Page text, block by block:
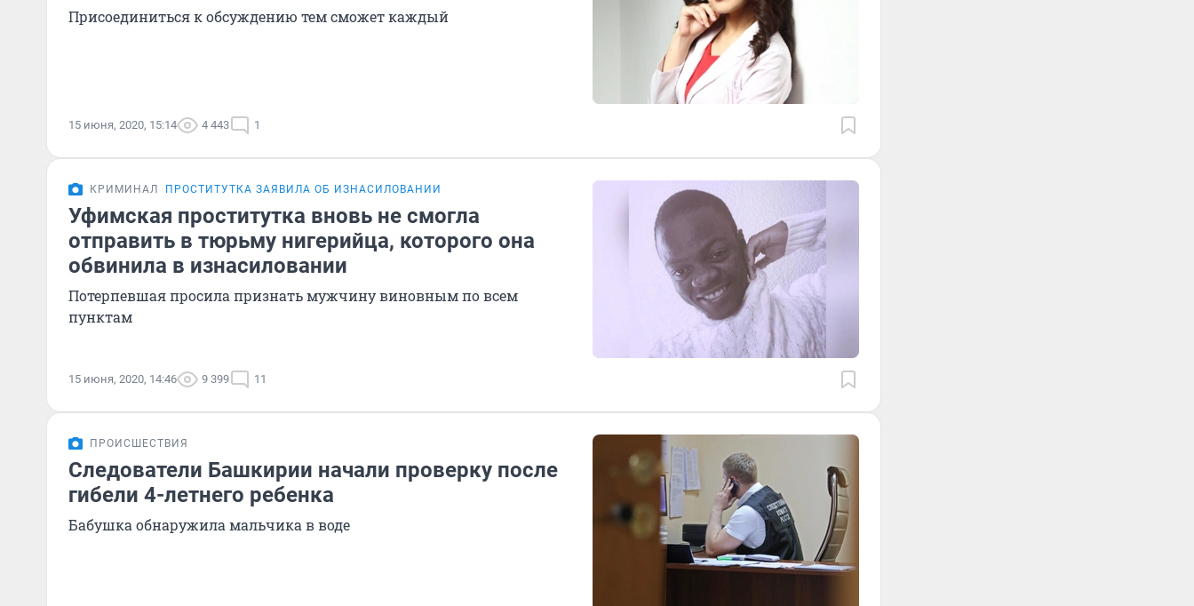
Присоединиться к обсуждению тем сможет каждый
15 июня, 2020, 15:14 4 443 1
КРИМИНАЛ ПРОСТИТУТКА ЗАЯВИЛА ОБ ИЗНАСИЛОВАНИИ
Уфимская проститутка вновь не смогла
отправить в тюрьму нигерийца, которого она
обвинила в изнасиловании
Потерпевшая просила признать мужчину виновным по всем
пунктам
15 июня, 2020, 14:46 9 399 11
ПРОИСШЕСТВИЯ
Следователи Башкирии начали проверку после
гибели 4-летнего ребенка
Бабушка обнаружила мальчика в воде